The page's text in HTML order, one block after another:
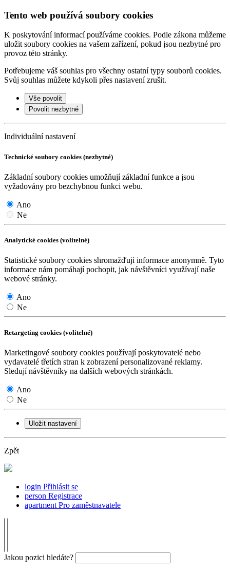
Tento web používá soubory cookies
K poskytování informací používáme cookies. Podle zákona můžeme
uložit soubory cookies na vašem zařízení, pokud jsou nezbytné pro
provoz této stránky.
Potřebujeme váš souhlas pro všechny ostatní typy souborů cookies.
Svůj souhlas můžete kdykoli přes nastavení zrušit.
Vše povolit
Povolit nezbytné
Individuální nastavení
Technické soubory cookies (nezbytné)
Základní soubory cookies umožňují základní funkce a jsou
vyžadovány pro bezchybnou funkci webu.
Ano
Ne
Analytické cookies (volitelné)
Statistické soubory cookies shromažďují informace anonymně. Tyto
informace nám pomáhají pochopit, jak návštěvníci využívají naše
webové stránky.
Ano
Ne
Retargeting cookies (volitelné)
Marketingové soubory cookies používají poskytovatelé nebo
vydavatelé třetích stran k zobrazení personalizované reklamy.
Sledují návštěvníky na dalších webových stránkách.
Ano
Ne
Uložit nastavení
Zpět
login Přihlásit se
person Registrace
apartmentPro zaměstnavatele
Jakou pozici hledáte?